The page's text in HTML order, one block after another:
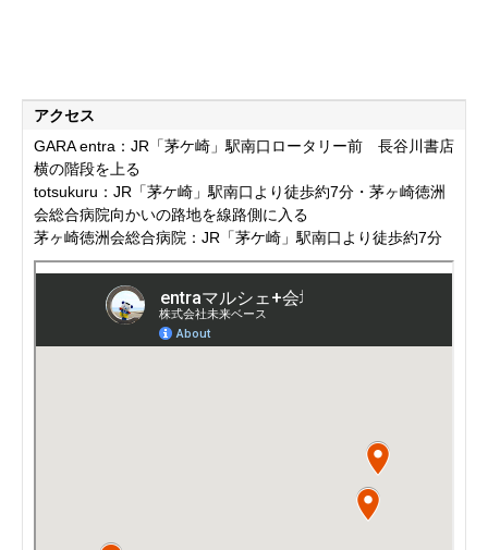
アクセス
GARA entra：JR「茅ケ崎」駅南口ロータリー前 長谷川書店
横の階段を上る
totsukuru：JR「茅ケ崎」駅南口より徒歩約7分・茅ヶ崎徳洲
会総合病院向かいの路地を線路側に入る
茅ヶ崎徳洲会総合病院：JR「茅ケ崎」駅南口より徒歩約7分